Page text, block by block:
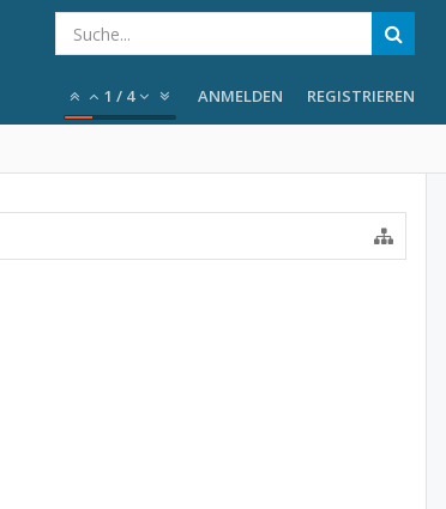
1 / 4 ANMELDEN REGISTRIEREN